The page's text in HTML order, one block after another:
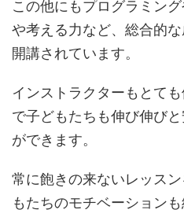
この他にもプログラミン
や考える力など、総合的
開講されています。
インストラクターもとて
で子どもたちも伸び伸び
ができます。
常に飽きの来ないレッス
もたちのモチベーション